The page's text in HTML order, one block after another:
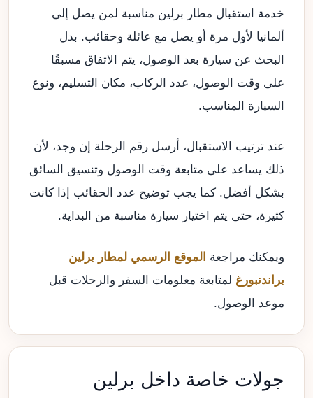
خدمة استقبال مطار برلين مناسبة لمن يصل إلى
ألمانيا لأول مرة أو يصل مع عائلة وحقائب. بدل
البحث عن سيارة بعد الوصول، يتم الاتفاق مسبقًا
على وقت الوصول، عدد الركاب، مكان التسليم، ونوع
السيارة المناسب.
عند ترتيب الاستقبال، أرسل رقم الرحلة إن وجد، لأن
ذلك يساعد على متابعة وقت الوصول وتنسيق السائق
بشكل أفضل. كما يجب توضيح عدد الحقائب إذا كانت
كثيرة، حتى يتم اختيار سيارة مناسبة من البداية.
ويمكنك مراجعة الموقع الرسمي لمطار برلين
براندنبورغ لمتابعة معلومات السفر والرحلات قبل
موعد الوصول.
جولات خاصة داخل برلين